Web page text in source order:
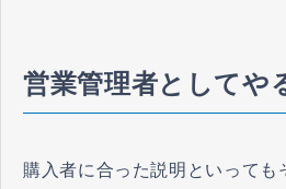
営業管理者としてや
購入者に合った説明といっても